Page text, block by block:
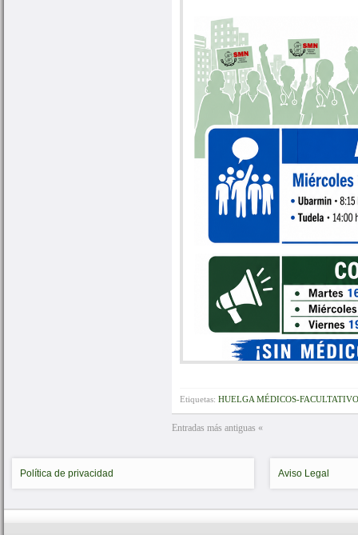
Etiquetas: HUELGA MÉDICOS-
Entradas más antiguas «
Política de privacidad Aviso Legal